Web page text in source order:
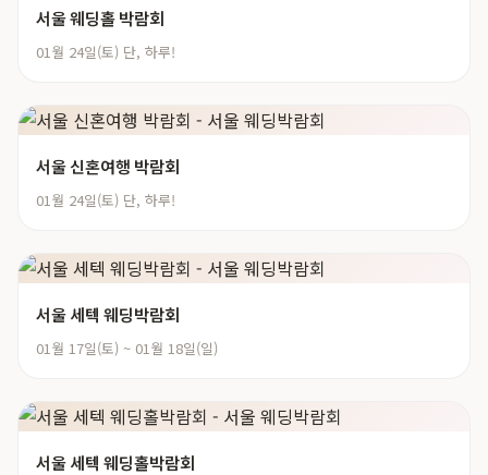
서울 웨딩홀 박람회
01월 24일(토) 단, 하루!
서울 신혼여행 박람회
01월 24일(토) 단, 하루!
서울 세텍 웨딩박람회
01월 17일(토) ~ 01월 18일(일)
서울 세텍 웨딩홀박람회